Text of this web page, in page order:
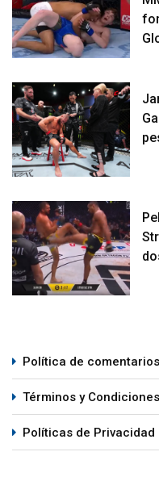
Política de comentarios
Términos y Condiciones
Políticas de Privacidad